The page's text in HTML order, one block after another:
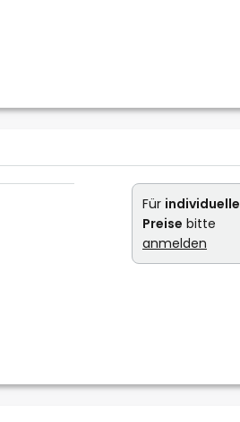
Für individuelle
Preise bitte
anmelden